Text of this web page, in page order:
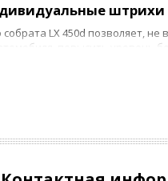
штрихи
собрата LX 450d позволяет,
повысить уровень